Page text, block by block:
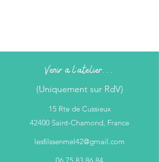
Venir à l'atelier...
(Uniquement sur RdV)
15 Rte de Cussieux
42400 Saint-Chamond, France
lesfilssenmel42@gmail.com
06 75 83 86 84